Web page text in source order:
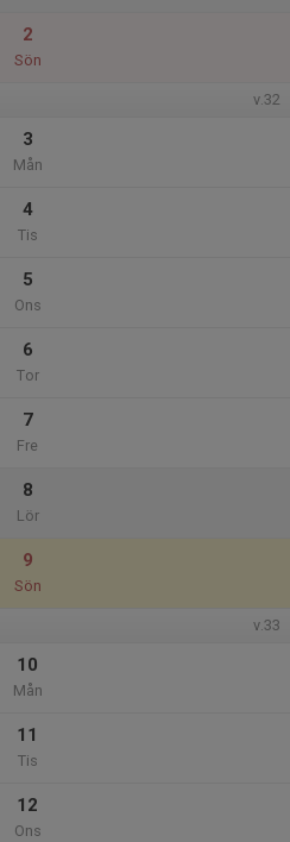
2
Sön
v.32
3
Mån
4
Tis
5
Ons
6
Tor
7
Fre
8
Lör
9
Sön
v.33
10
Mån
11
Tis
12
Ons